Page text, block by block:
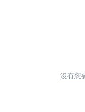
沒有您